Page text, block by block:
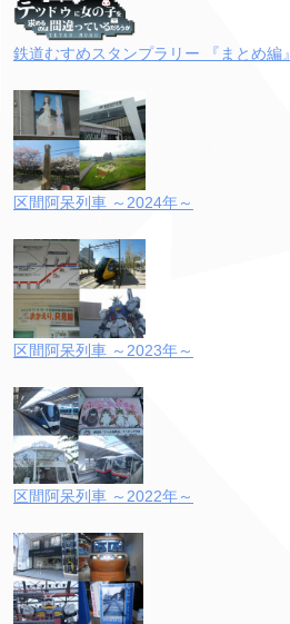
鉄道むすめスタンプラリー 『まとめ編』
区間阿呆列車 ～2024年～
区間阿呆列車 ～2023年～
区間阿呆列車 ～2022年～